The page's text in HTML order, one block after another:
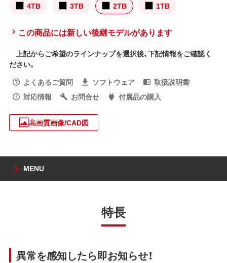
4TB 3TB 2TB 1TB
この商品には新しい後継モデルがあります
上記からご希望のラインナップを選択後、下記情報をご確認く
ださい。
よくあるご質問
ソフトウェア
取扱説明書
対応情報
お問合せ 付属品の購入
高画質画像/CAD図
MENU
特長
異常を感知したら即お知らせ！